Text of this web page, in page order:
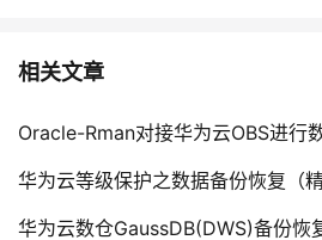
相关文章
Oracle-Rman对接华为云OBS进行
华为云等级保护之数据备份恢复（精
华为云数仓GaussDB(DWS)备份恢